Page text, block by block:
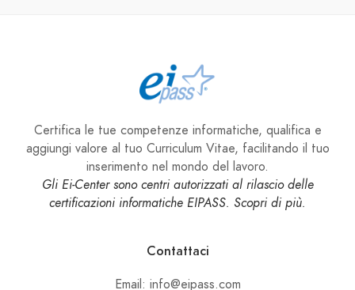
Certifica le tue competenze informatiche, qualifica e
aggiungi valore al tuo Curriculum Vitae, facilitando il tuo
inserimento nel mondo del lavoro.
Gli Ei-Center sono centri autorizzati al rilascio delle
certificazioni informatiche EIPASS. Scopri di più.
Contattaci
Email: info@eipass.com